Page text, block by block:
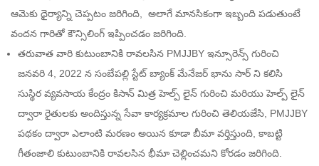
ఆమెకు ధైర్యాన్ని చెప్పటం జరిగింది, అలాగే మానసికంగా ఇబ్బంది పడుతుంటే
వందన గారితో కౌన్సిలింగ్ ఇప్పించడం జరిగింది.
తరువాత వారి కుటుంబానికి రావలసిన PMJJBY ఇన్సూరెన్స్ గురించి
జనవరి 4, 2022 న సంబేపల్లి స్టేట్ బ్యాంక్ మేనేజర్ భాను సార్ ని కలిసి
సుస్థిర వ్యవసాయ కేంద్రం కిసాన్ మిత్ర హెల్ప్ లైన్ గురించి మరియు హెల్ప్ లైన్
ద్వారా రైతులకు అందిస్తున్న సేవా కార్యక్రమాల గురించి తెలియజేసి, PMJJBY
పథకం ద్వారా ఎలాంటి మరణం అయిన కూడా బీమా వర్తిస్తుంది, కాబట్టి
గీతంజాలి కుటుంబానికి రావలసిన భీమా చెల్లించమని కోరడం జరిగింది.